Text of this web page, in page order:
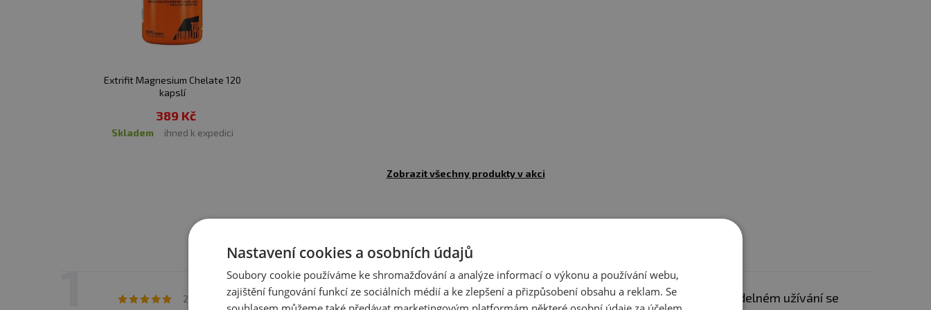
Upozornění pro alergiky:
Extrifit Magnesium Chelate 120
kapslí
389 Kč
skladem ihned k expedici
Zobrazit všechny produkty v akci
Recenze Hodnotilo již 18 zákazníků
24. 5. 2026 v 06:13
Tento doplněk stravy mi byl doporučen pro manžela po iCMP - už za 10 po pravidelném užívání se
Nastavení cookies a osobních údajů
Soubory cookie používáme ke shromažďování a analýze informací o výkonu a používání webu,
zajištění fungování funkcí ze sociálních médií a ke zlepšení a přizpůsobení obsahu a reklam. Se